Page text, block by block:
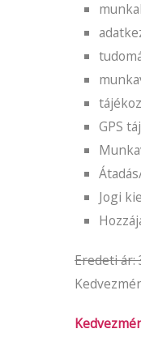
GPS
Jogi
Eredeti ár: